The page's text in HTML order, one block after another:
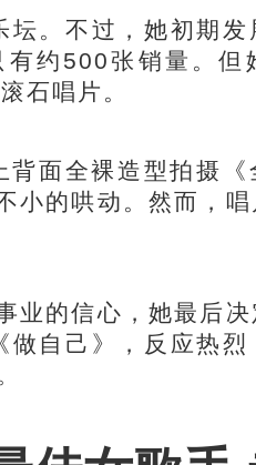
不过，她初期发
约500张销量。但
石唱片。
全裸造型拍摄《
小的哄动。然而，唱
的信心，她最后决
自己》，反应热烈